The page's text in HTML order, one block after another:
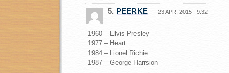
5. PEERKE 23 APR, 2015 - 9:32
1960 – Elvis Presley
1977 – Heart
1984 – Lionel Richie
1987 – George Harrsion